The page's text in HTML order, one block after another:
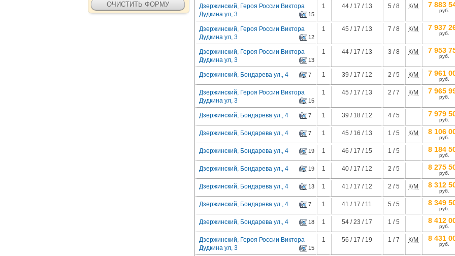
Дзержинский, Героя России Виктора
Дудкина ул, 3
15
1 44 / 17 / 13 5 / 8 К/М 7 883
руб.
Дзержинский, Героя России Виктора
Дудкина ул, 3
12
1 45 / 17 / 13 7 / 8 К/М 7 937
руб.
Дзержинский, Героя России Виктора
Дудкина ул, 3
13
1 44 / 17 / 13 3 / 8 К/М 7 953
руб.
Дзержинский, Бондарева ул., 4 7 1 39 / 17 / 12 2 / 5 К/М 7 961
руб.
Дзержинский, Героя России Виктора
Дудкина ул, 3
15
1 45 / 17 / 13 2 / 7 К/М 7 965
руб.
Дзержинский, Бондарева ул., 4 7 1 39 / 18 / 12 4 / 5 7 979
руб.
Дзержинский, Бондарева ул., 4 7 1 45 / 16 / 13 1 / 5 К/М 8 106
руб.
Дзержинский, Бондарева ул., 4 19 1 46 / 17 / 15 1 / 5 8 184
руб.
Дзержинский, Бондарева ул., 4 19 1 40 / 17 / 12 2 / 5 8 275
руб.
Дзержинский, Бондарева ул., 4 13 1 41 / 17 / 12 2 / 5 К/М 8 312
руб.
Дзержинский, Бондарева ул., 4 7 1 41 / 17 / 11 5 / 5 8 349
руб.
Дзержинский, Бондарева ул., 4 18 1 54 / 23 / 17 1 / 5 8 412
руб.
Дзержинский, Героя России Виктора
Дудкина ул, 3
15
1 56 / 17 / 19 1 / 7 К/М 8 431
руб.